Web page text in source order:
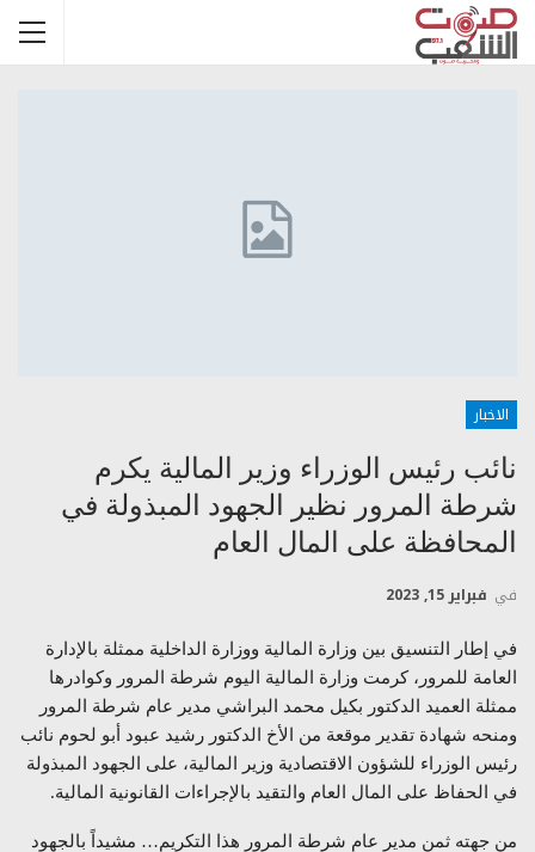
الاخبار
نائب رئيس الوزراء وزير المالية يكرم
شرطة المرور نظير الجهود المبذولة في
المحافظة على المال العام
في فبراير 15, 2023
في إطار التنسيق بين وزارة المالية ووزارة الداخلية ممثلة بالإدارة
العامة للمرور، كرمت وزارة المالية اليوم شرطة المرور وكوادرها
ممثلة العميد الدكتور بكيل محمد البراشي مدير عام شرطة المرور
ومنحه شهادة تقدير موقعة من الأخ الدكتور رشيد عبود أبو لحوم نائب
رئيس الوزراء للشؤون الاقتصادية وزير المالية، على الجهود المبذولة
في الحفاظ على المال العام والتقيد بالإجراءات القانونية المالية.
من جهته ثمن مدير عام شرطة المرور هذا التكريم… مشيداً بالجهود